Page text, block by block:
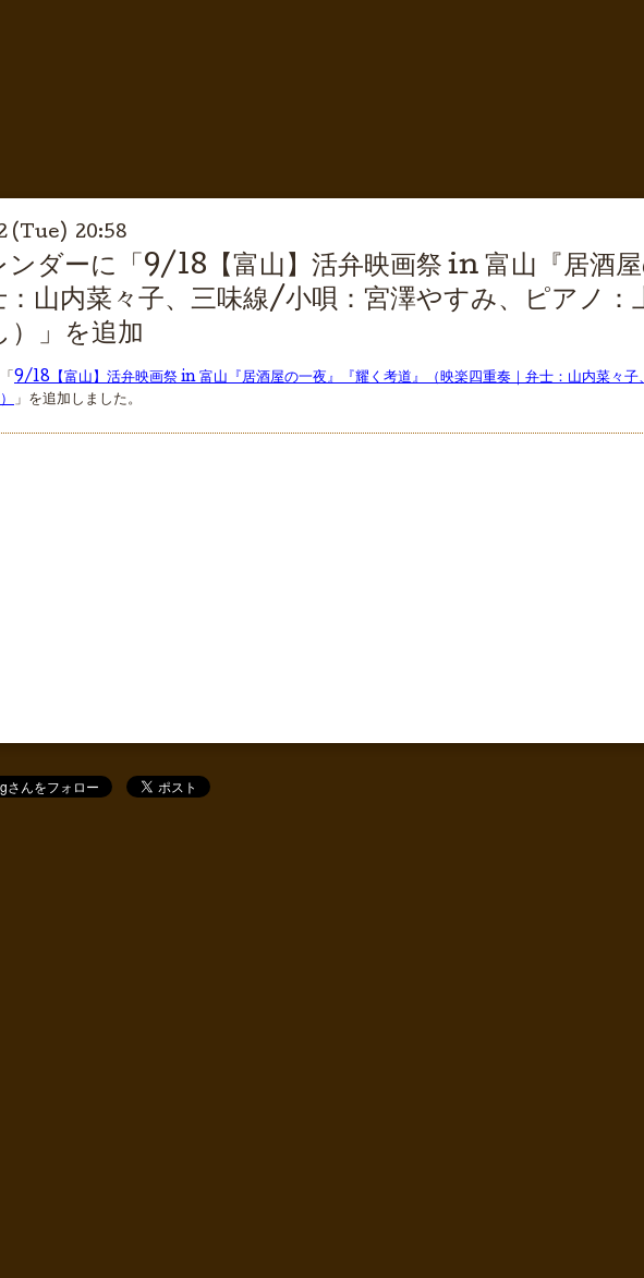
(Tue) 20:58
ンダーに「9/18【富山】活弁映画祭 in 富山『居酒
：山内菜々子、三味線/小唄：宮澤やすみ、ピアノ
）」を追加
9/18【富山】活弁映画祭 in 富山『居酒屋の一夜』『耀く考道』（映楽四重奏｜弁士：山内菜々
」を追加しました。